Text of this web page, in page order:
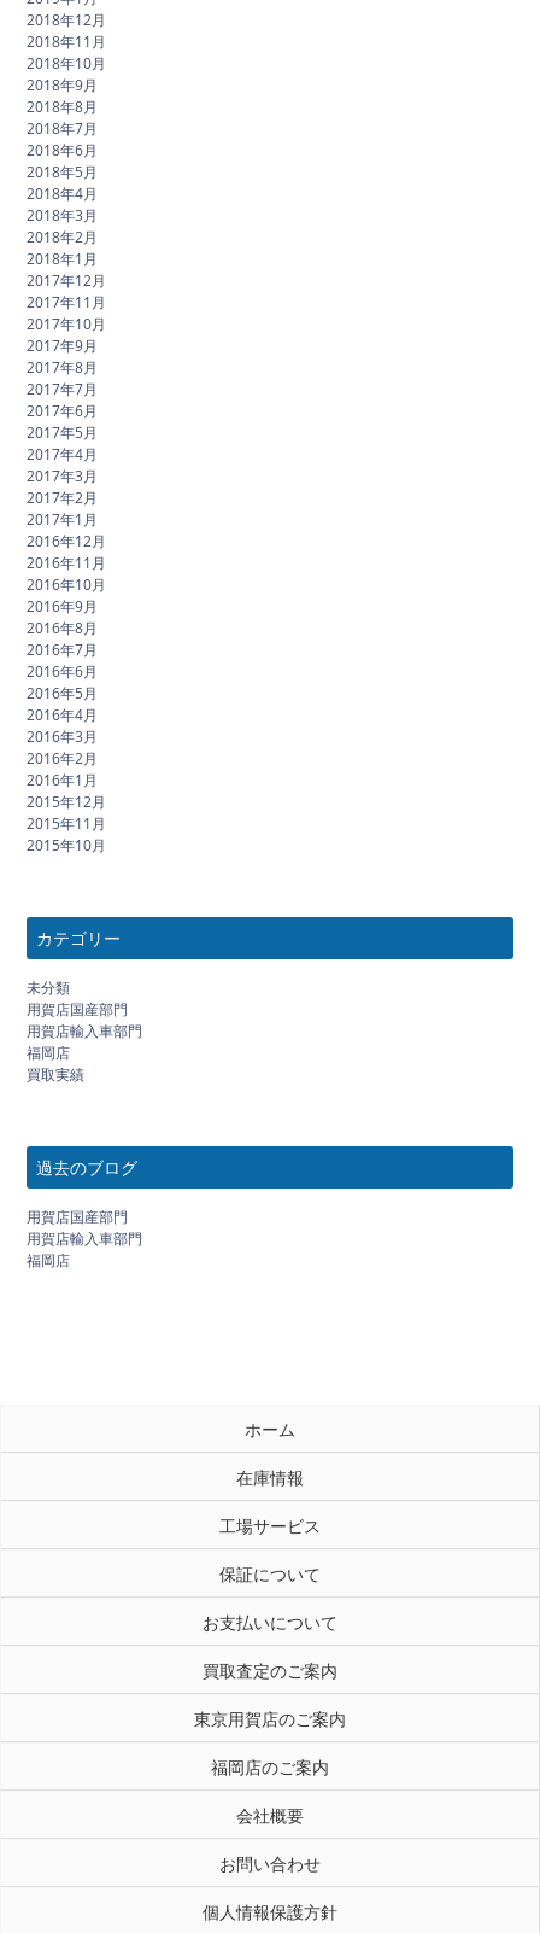
2018年12月
2018年11月
2018年10月
2018年9月
2018年8月
2018年7月
2018年6月
2018年5月
2018年4月
2018年3月
2018年2月
2018年1月
2017年12月
2017年11月
2017年10月
2017年9月
2017年8月
2017年7月
2017年6月
2017年5月
2017年4月
2017年3月
2017年2月
2017年1月
2016年12月
2016年11月
2016年10月
2016年9月
2016年8月
2016年7月
2016年6月
2016年5月
2016年4月
2016年3月
2016年2月
2016年1月
2015年12月
2015年11月
2015年10月
カテゴリー
未分類
用賀店国産部門
用賀店輸入車部門
福岡店
買取実績
過去のブログ
用賀店国産部門
用賀店輸入車部門
福岡店
ホーム
在庫情報
工場サービス
保証について
お支払いについて
買取査定のご案内
東京用賀店のご案内
福岡店のご案内
会社概要
お問い合わせ
個人情報保護方針